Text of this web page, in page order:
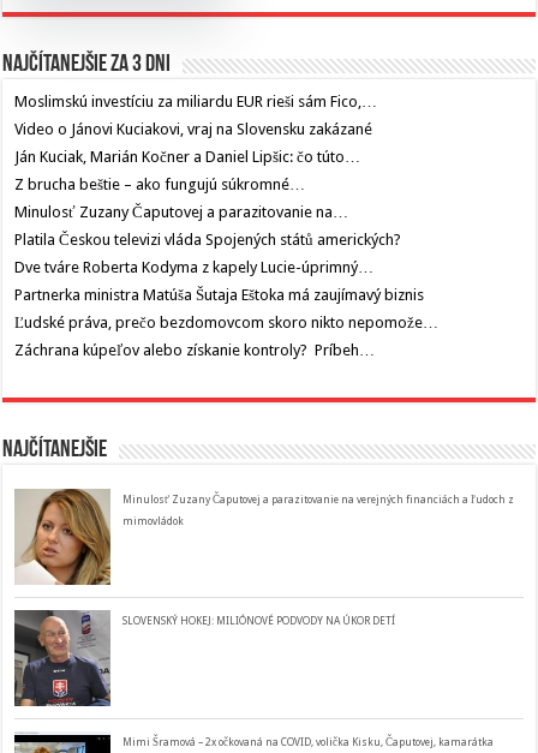
Najčítanejšie za 3 dni
Moslimskú investíciu za miliardu EUR rieši sám Fico,…
Video o Jánovi Kuciakovi, vraj na Slovensku zakázané
Ján Kuciak, Marián Kočner a Daniel Lipšic: čo túto…
Z brucha beštie – ako fungujú súkromné…
Minulosť Zuzany Čaputovej a parazitovanie na…
Platila Českou televizi vláda Spojených států amerických?
Dve tváre Roberta Kodyma z kapely Lucie-úprimný…
Partnerka ministra Matúša Šutaja Eštoka má zaujímavý biznis
Ľudské práva, prečo bezdomovcom skoro nikto nepomože…
Záchrana kúpeľov alebo získanie kontroly? Príbeh…
Najčítanejšie
Minulosť Zuzany Čaputovej a parazitovanie na verejných financiách a ľudoch z
mimovládok
SLOVENSKÝ HOKEJ: MILIÓNOVÉ PODVODY NA ÚKOR DETÍ
Mimi Šramová – 2x očkovaná na COVID, volička Kisku, Čaputovej, kamarátka